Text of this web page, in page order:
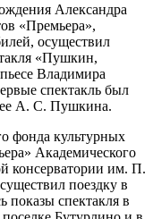
Александра
«Премьера»,
осуществил
«Пушкин,
Владимира
спектакль был
А. С. Пушкина.
фонда культурных
Академического
консерватории им. П.
поездку в
показы спектакля в